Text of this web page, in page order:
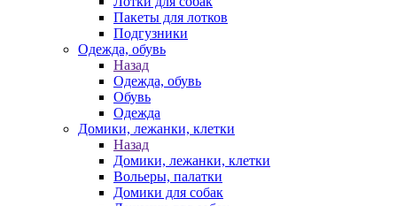
Пакеты для лотков
Подгузники
Одежда, обувь
Назад
Одежда, обувь
Обувь
Одежда
Домики, лежанки, клетки
Назад
Домики, лежанки, клетки
Вольеры, палатки
Домики для собак